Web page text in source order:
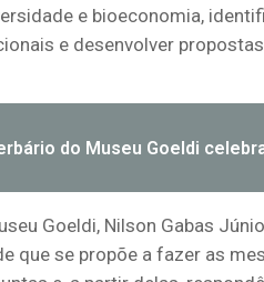
e bioeconomia,
e desenvolver
do Museu Goeldi
Goeldi, Nilson Gabas
que se propõe a fazer as